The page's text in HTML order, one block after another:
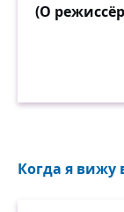
(О
Когда я вижу